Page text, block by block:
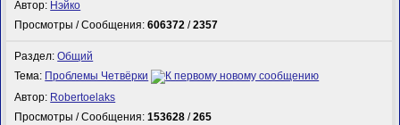
Автор: Нэйко
Просмотры / Сообщения:606372 /2357
Раздел:Общий
Тема: Проблемы Четвёрки
Автор: Robertoelaks
Просмотры / Сообщения:153628 /265